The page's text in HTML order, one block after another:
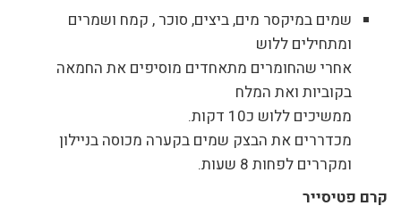
שמים במיקסר מים, ביצים, סוכר , קמח ושמרים
ומתחילים ללוש
אחרי שהחומרים מתאחדים מוסיפים את החמאה
בקוביות ואת המלח
ממשיכים ללוש כ10 דקות.
מכדררים את הבצק שמים בקערה מכוסה בניילון
ומקררים לפחות 8 שעות.
קרם פטיסייר